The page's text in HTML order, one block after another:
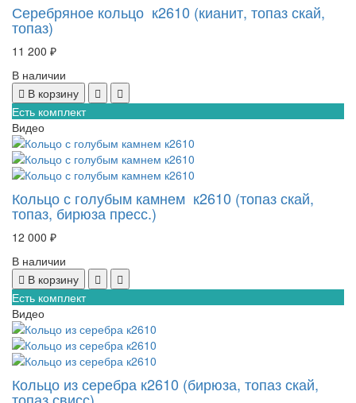
Серебряное кольцо к2610 (кианит, топаз скай,
топаз)
11 200 ₽
В наличии
В корзину
Есть комплект
Видео
Кольцо с голубым камнем к2610 (топаз скай,
топаз, бирюза пресс.)
12 000 ₽
В наличии
В корзину
Есть комплект
Видео
Кольцо из серебра к2610 (бирюза, топаз скай,